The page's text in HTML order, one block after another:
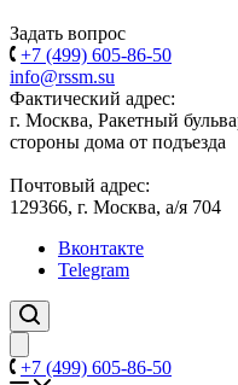
Задать вопрос
+7 (499) 605-86-50
info@rssm.su
Фактический адрес:
г. Москва, Ракетный
стороны дома от подъезда
Почтовый адрес:
129366, г. Москва, а/я 704
Вконтакте
Telegram
+7 (499) 605-86-50